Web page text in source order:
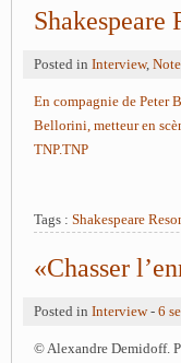
Shakespeare
Posted in Interview, Note
En compagnie de Peter
Bellorini, metteur en
TNP.TNP
Tags : Shakespeare
«Chasser
Posted in Interview- 6
© Alexandre Demidoff.